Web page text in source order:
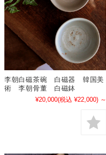
李朝白磁茶碗 白磁器 韓国美
術 李朝骨董 白磁鉢
¥20,000(税込 ¥22,000) ～